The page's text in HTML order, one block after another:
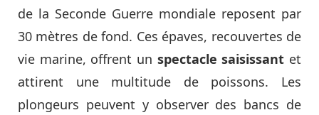
de la Seconde Guerre mondiale reposent par
30 mètres de fond. Ces épaves, recouvertes de
vie marine, offrent un spectacle saisissant et
attirent une multitude de poissons. Les
plongeurs peuvent y observer des bancs de